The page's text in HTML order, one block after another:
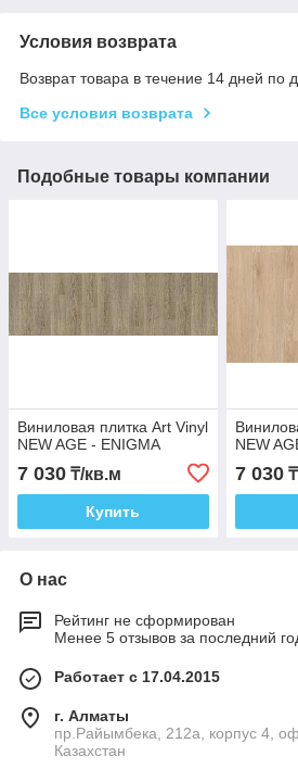
Условия возврата
Возврат товара в течение 14 дней по
Все условия возврата
Подобные товары компании
Виниловая плитка Art Vinyl
NEW AGE - ENIGMA
7 030 ₸/кв.м
Купить
NEW
7 030
О нас
Рейтинг не сформирован
Менее 5 отзывов за последний
Работает с 17.04.2015
г. Алматы
пр.Райымбека, 212а, корпус 4,
Казахстан